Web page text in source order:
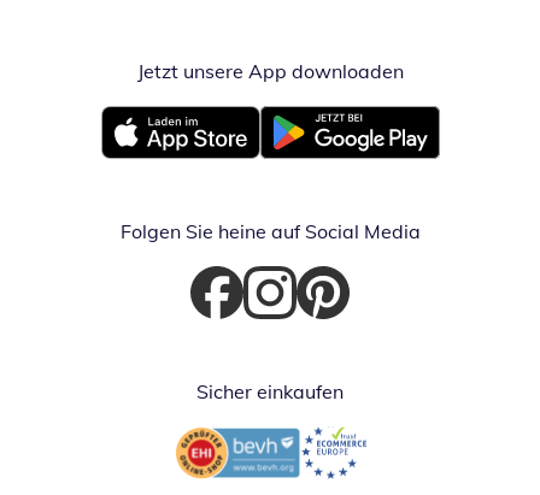
Jetzt unsere App downloadenÖffnet in
Öffnet in neuem FensterÖffnet in neuem Fenster
Folgen Sie heine auf Social Media
Öffnet in neuem Fenster
Öffnet in neuem Fenster
Öffnet in neuem Fenster
Sicher einkaufen
Öffnet in neuem FensterÖffnet in neuem Fenster